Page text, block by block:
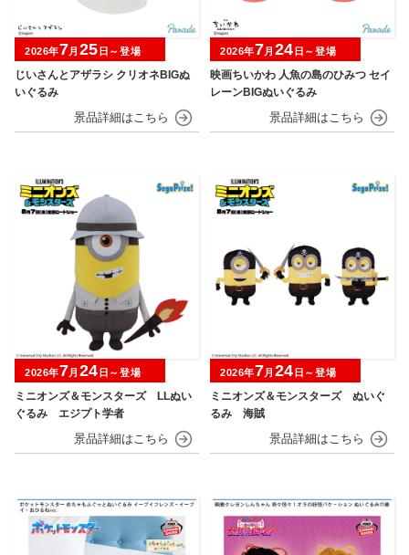
じいさんとアザラシ クリオネBIGぬ
いぐるみ
2026年7月 25 日～登場
映画ちいかわ 人魚の島のひみつ セイ
レーンBIGぬいぐるみ
2026年7月 24 日～登場
ミニオンズ＆モンスターズ LLぬい
ぐるみ エジプト学者
2026年7月 24 日～登場
ミニオンズ＆モンスターズ ぬいぐ
るみ 海賊
2026年7月 24 日～登場